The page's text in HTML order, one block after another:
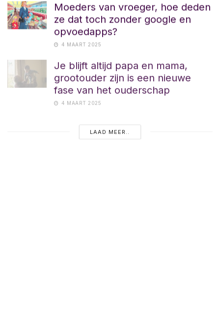
Moeders van vroeger, hoe deden
ze dat toch zonder google en
opvoedapps?
4 MAART 2025
Je blijft altijd papa en mama,
grootouder zijn is een nieuwe
fase van het ouderschap
4 MAART 2025
LAAD MEER..